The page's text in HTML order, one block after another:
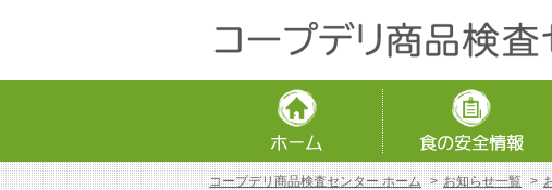
コープデリ商品検査センター ホーム お知らせ一覧